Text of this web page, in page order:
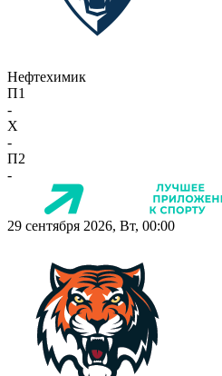
Нефтехимик
П1
-
X
-
П2
-
29 сентября 2026, Вт, 00:00